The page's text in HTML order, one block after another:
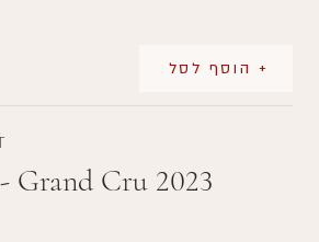
+ הוסף לסל
Grand Cru 2023